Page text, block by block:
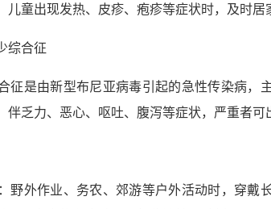
儿童出现发热、皮疹、疱疹等症状时，及时
综合征
征是由新型布尼亚病毒引起的急性传染病
乏力、恶心、呕吐、腹泻等症状，严重者可
野外作业、务农、郊游等户外活动时，穿